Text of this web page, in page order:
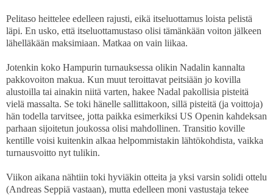
Pelitaso heittelee edelleen rajusti, eikä itseluottamus loista pelistä
läpi. En usko, että itseluottamustaso olisi tämänkään voiton jälkeen
lähelläkään maksimiaan. Matkaa on vain liikaa.
Jotenkin koko Hampurin turnauksessa olikin Nadalin kannalta
pakkovoiton makua. Kun muut teroittavat peitsiään jo kovilla
alustoilla tai ainakin niitä varten, hakee Nadal pakollisia pisteitä
vielä massalta. Se toki hänelle sallittakoon, sillä pisteitä (ja voittoja)
hän todella tarvitsee, jotta paikka esimerkiksi US Openin kahdeksan
parhaan sijoitetun joukossa olisi mahdollinen. Transitio koville
kentille voisi kuitenkin alkaa helpommistakin lähtökohdista, vaikka
turnausvoitto nyt tulikin.
Viikon aikana nähtiin toki hyviäkin otteita ja yksi varsin solidi ottelu
(Andreas Seppiä vastaan), mutta edelleen moni vastustaja tekee